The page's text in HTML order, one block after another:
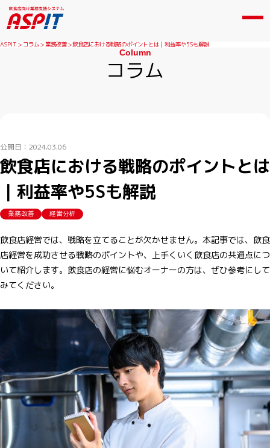
ASPIT コラム 業務改善 飲食店における戦略のポイントとは｜利益率や5Sも解説
Column
コラム
公開日：2024.03.06
飲食店における戦略のポイントとは
｜利益率や5Sも解説
業務改善 経営分析
飲食店経営では、戦略を立てることが欠かせません。本記事では、飲食
店経営を成功させる戦略のポイントや、上手くいく飲食店の共通点につ
いて紹介します。飲食店の経営に悩むオーナーの方は、ぜひ参考にして
みてください。